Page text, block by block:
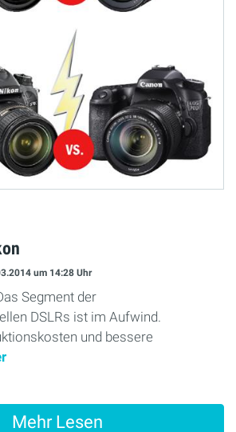
um 14:28 Uhr
Segment der
DSLRs ist im Aufwind.
und bessere
Mehr Lesen